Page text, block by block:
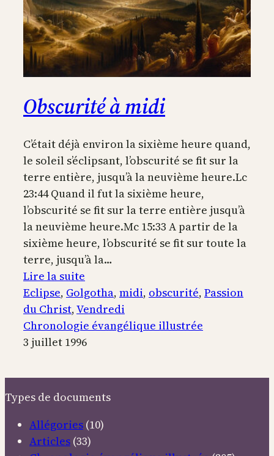
Obscurité à midi
C’était déjà environ la sixième heure quand,
le soleil s’éclipsant, l’obscurité se fit sur la
terre entière, jusqu’à la neuvième heure.Lc
23:44 Quand il fut la sixième heure,
l’obscurité se fit sur la terre entière jusqu’à
la neuvième heure.Mc 15:33 A partir de la
sixième heure, l’obscurité se fit sur toute la
terre, jusqu’à la…
Lire la suite
Obscurité
à
midi
Eclipse, Golgotha, midi, obscurité, Passion
du Christ, Vendredi
Chronologie évangélique illustrée
3 juillet 1996
Types de documents
Allégories (10)
Articles (33)